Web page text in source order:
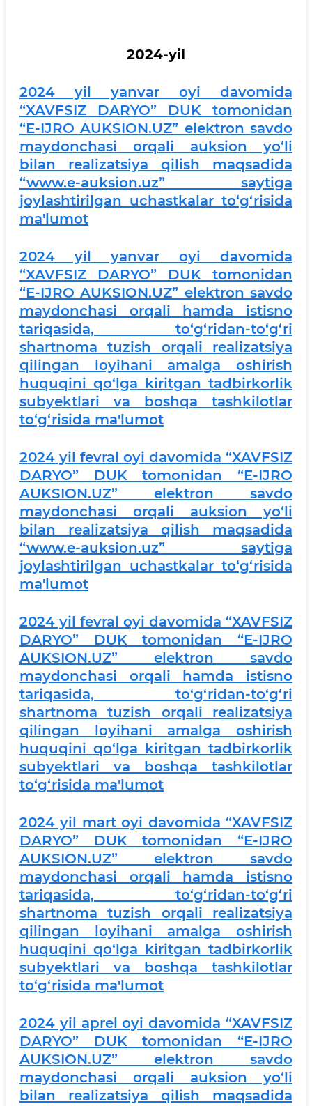
2024-yil
2024 yil yanvar oyi davomida
“XAVFSIZ DARYO” DUK tomonidan
“E-IJRO AUKSION.UZ” elektron savdo
maydonchasi orqali auksion yo‘li
bilan realizatsiya qilish maqsadida
“www.e-auksion.uz” saytiga
joylashtirilgan uchastkalar to‘g‘risida
ma'lumot
2024 yil yanvar oyi davomida
“XAVFSIZ DARYO” DUK tomonidan
“E-IJRO AUKSION.UZ” elektron savdo
maydonchasi orqali hamda istisno
tariqasida, to‘g‘ridan-to‘g‘ri
shartnoma tuzish orqali realizatsiya
qilingan loyihani amalga oshirish
huquqini qo‘lga kiritgan tadbirkorlik
subyektlari va boshqa tashkilotlar
to‘g‘risida ma'lumot
2024 yil fevral oyi davomida “XAVFSIZ
DARYO” DUK tomonidan “E-IJRO
AUKSION.UZ” elektron savdo
maydonchasi orqali auksion yo‘li
bilan realizatsiya qilish maqsadida
“www.e-auksion.uz” saytiga
joylashtirilgan uchastkalar to‘g‘risida
ma'lumot
2024 yil fevral oyi davomida “XAVFSIZ
DARYO” DUK tomonidan “E-IJRO
AUKSION.UZ” elektron savdo
maydonchasi orqali hamda istisno
tariqasida, to‘g‘ridan-to‘g‘ri
shartnoma tuzish orqali realizatsiya
qilingan loyihani amalga oshirish
huquqini qo‘lga kiritgan tadbirkorlik
subyektlari va boshqa tashkilotlar
to‘g‘risida ma'lumot
2024 yil mart oyi davomida “XAVFSIZ
DARYO” DUK tomonidan “E-IJRO
AUKSION.UZ” elektron savdo
maydonchasi orqali hamda istisno
tariqasida, to‘g‘ridan-to‘g‘ri
shartnoma tuzish orqali realizatsiya
qilingan loyihani amalga oshirish
huquqini qo‘lga kiritgan tadbirkorlik
subyektlari va boshqa tashkilotlar
to‘g‘risida ma'lumot
2024 yil aprel oyi davomida “XAVFSIZ
DARYO” DUK tomonidan “E-IJRO
AUKSION.UZ” elektron savdo
maydonchasi orqali auksion yo‘li
bilan realizatsiya qilish maqsadida